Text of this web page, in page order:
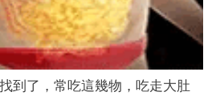
到了，常吃這幾物，吃走大肚